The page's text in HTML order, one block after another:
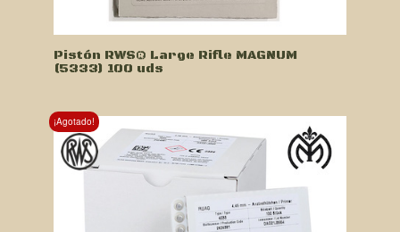
Pistón RWS® Large Rifle MAGNUM
(5333) 100 uds
¡Agotado!